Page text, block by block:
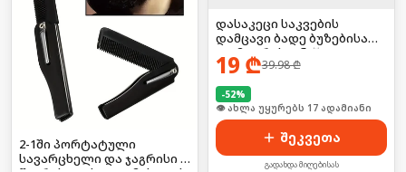
2-1ში პორტატული
სავარცხელი და ჯაგრისი ,
დასაკეცი საკვების
დამცავი ბადე ბუზებისა
და მტვრისგან 🪰❌
19 ₾39.98₾
-52%
🛒 ბოლო 24სთ-ში იყიდა 23-მა
შეკვეთა
გადახდა მიღებისას